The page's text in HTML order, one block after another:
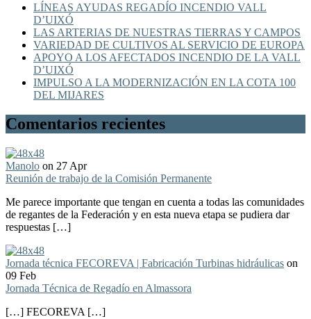
LÍNEAS AYUDAS REGADÍO INCENDIO VALL
D’UIXÓ
LAS ARTERIAS DE NUESTRAS TIERRAS Y CAMPOS
VARIEDAD DE CULTIVOS AL SERVICIO DE EUROPA
APOYO A LOS AFECTADOS INCENDIO DE LA VALL
D’UIXÓ
IMPULSO A LA MODERNIZACIÓN EN LA COTA 100
DEL MIJARES
Comentarios recientes
Manolo on 27 Apr
Reunión de trabajo de la Comisión Permanente
Me parece importante que tengan en cuenta a todas las comunidades
de regantes de la Federación y en esta nueva etapa se pudiera dar
respuestas […]
Jornada técnica FECOREVA | Fabricación Turbinas hidráulicas on
09 Feb
Jornada Técnica de Regadío en Almassora
[…] FECOREVA […]